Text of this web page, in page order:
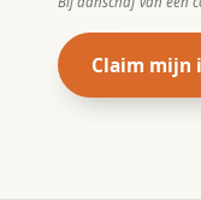
Claim